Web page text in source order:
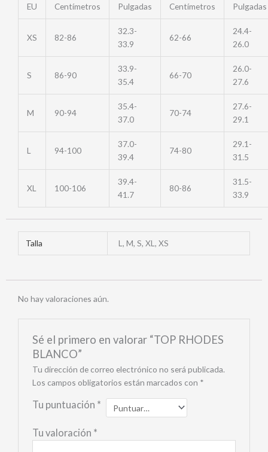
EU Centímetros Pulgadas Centímetros Pulgadas
XS 82-86
32.3-
33.9
62-66
24.4-
26.0
S 86-90
33.9-
35.4
66-70
26.0-
27.6
M 90-94
35.4-
37.0
70-74
27.6-
29.1
L 94-100
37.0-
39.4
74-80
29.1-
31.5
XL 100-106
39.4-
41.7
80-86
31.5-
33.9
Talla L, M, S, XL, XS
No hay valoraciones aún.
Sé el primero en valorar “TOP RHODES
BLANCO”
Tu dirección de correo electrónico no será publicada.
Los campos obligatorios están marcados con *
Tu puntuación *
Tu valoración *